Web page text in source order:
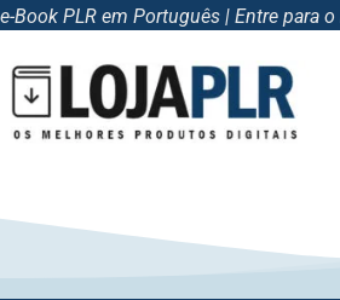
e-Book PLR em Português | Entre para